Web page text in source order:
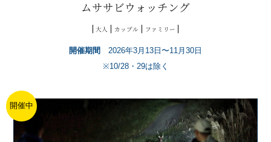
ムササビウォッチング
大人 カップル ファミリー
開催期間
2026年3月13日〜11月30日
※10/28・29は除く
開催中